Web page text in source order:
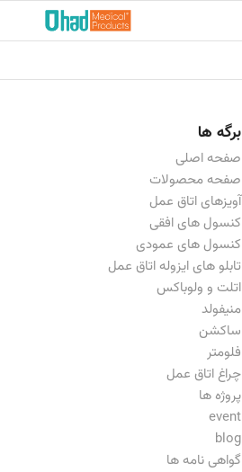
برگه ها
صفحه اصلی
صفحه محصولات
آویزهای اتاق عمل
کنسول های افقی
کنسول های عمودی
تابلو های ایزوله اتاق عمل
اتلت و ولوباکس
منیفولد
ساکشن
فلومتر
چراغ اتاق عمل
پروژه ها
event
blog
گواهی نامه ها